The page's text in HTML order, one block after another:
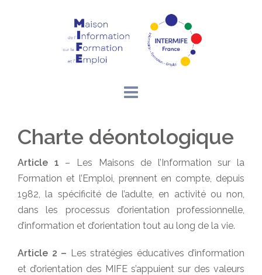
Charte déontologique
Article 1 – Les Maisons de l’Information sur la
Formation et l’Emploi, prennent en compte, depuis
1982, la spécificité de l’adulte, en activité ou non,
dans les processus d’orientation professionnelle,
d’information et d’orientation tout au long de la vie.
Article 2 – Les stratégies éducatives d’information
et d’orientation des MIFE s’appuient sur des valeurs